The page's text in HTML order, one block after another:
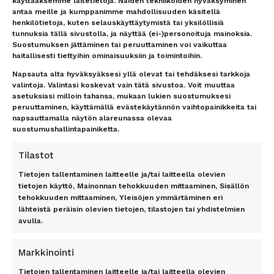
antaa meille ja kumppanimme mahdollisuuden käsitellä
henkilötietoja, kuten selauskäyttäytymistä tai yksilöllisiä
tunnuksia tällä sivustolla, ja näyttää (ei-)personoituja mainoksia.
Suostumuksen jättäminen tai peruuttaminen voi vaikuttaa
haitallisesti tiettyihin ominaisuuksiin ja toimintoihin.
Napsauta alta hyväksyäksesi yllä olevat tai tehdäksesi tarkkoja
valintoja. Valintasi koskevat vain tätä sivustoa. Voit muuttaa
asetuksiasi milloin tahansa, mukaan lukien suostumuksesi
peruuttaminen, käyttämällä evästekäytännön vaihtopainikkeita tai
napsauttamalla näytön alareunassa olevaa
suostumushallintapainiketta.
Tilastot
Tietojen tallentaminen laitteelle ja/tai laitteella olevien
tietojen käyttö, Mainonnan tehokkuuden mittaaminen, Sisällön
tehokkuuden mittaaminen, Yleisöjen ymmärtäminen eri
lähteistä peräisin olevien tietojen, tilastojen tai yhdistelmien
avulla.
Markkinointi
Tietojen tallentaminen laitteelle ja/tai laitteella olevien
Matkarahoitus
Maksutavat
Uutiskirje
Vastuurajoitus
Vastuuvapauslauseke
Antalyan rannikko, Alanya,
Antalya, Side, Kemer, Belek
Costa del Sol
Dubrovnik
Florida
Kreeta
Kypros
Mallorca
Phuket
Rodos
TOP 7 KAUPUNKI
Amsterdam
Berliini
Lontoo
New York
TILAA UUTISKIRJE